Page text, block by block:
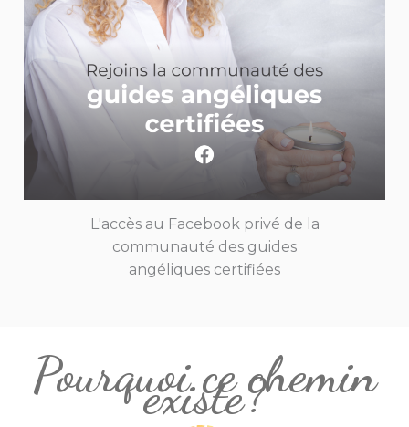
L'accès au Facebook privé de la
communauté des guides
angéliques certifiées
Pourquoi ce chemin
existe?